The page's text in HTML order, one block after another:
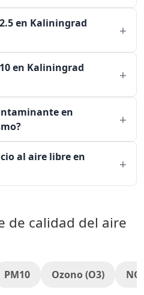
en Kaliningrad
en Kaliningrad
en
al aire libre en
de calidad del aire
PM10 Ozono (O3)